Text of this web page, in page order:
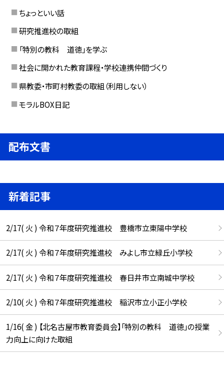
ちょっといい話
研究推進校の取組
「特別の教科 道徳」を学ぶ
社会に開かれた教育課程・学校連携仲間づくり
県教委・市町村教委の取組（利用しない）
モラルBOX日記
配布文書
新着記事
2/17( 火 ) 令和７年度研究推進校 豊橋市立東陽中学校
2/17( 火 ) 令和７年度研究推進校 みよし市立緑丘小学校
2/17( 火 ) 令和７年度研究推進校 春日井市立南城中学校
2/10( 火 ) 令和７年度研究推進校 稲沢市立小正小学校
1/16( 金 ) 【北名古屋市教育委員会】「特別の教科 道徳」の授業
力向上に向けた取組